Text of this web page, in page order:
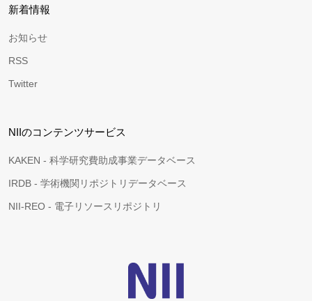
新着情報
お知らせ
RSS
Twitter
NIIのコンテンツサービス
KAKEN - 科学研究費助成事業データベース
IRDB - 学術機関リポジトリデータベース
NII-REO - 電子リソースリポジトリ